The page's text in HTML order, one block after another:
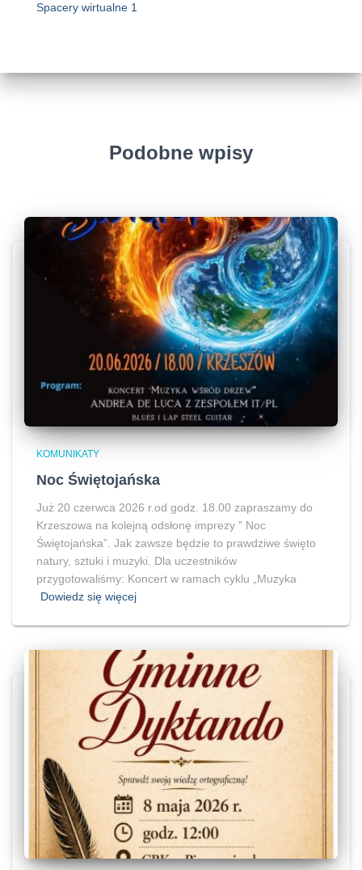
Spacery wirtualne 1
Podobne wpisy
KOMUNIKATY
Noc Świętojańska
Już 20 czerwca 2026 r.od godz. 18.00 zapraszamy do
Krzeszowa na kolejną odsłonę imprezy ” Noc
Świętojańska”. Jak zawsze będzie to prawdziwe święto
natury, sztuki i muzyki. Dla uczestników
przygotowaliśmy: Koncert w ramach cyklu „Muzyka
Dowiedz się więcej